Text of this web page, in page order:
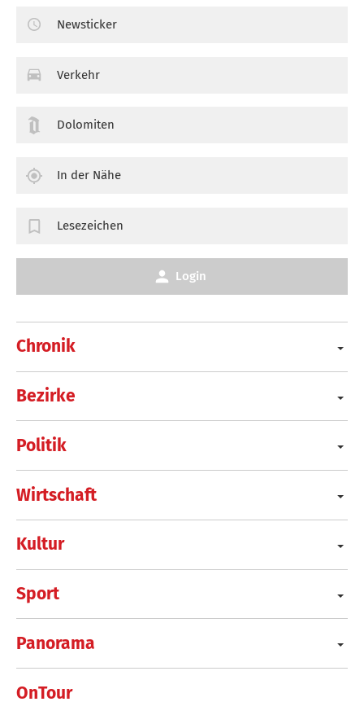
Chronik
Bezirke
Politik
Wirtschaft
Kultur
Sport
Panorama
OnTour
Newsticker
Verkehr
Dolomiten
In der Nähe
Lesezeichen
Login